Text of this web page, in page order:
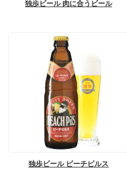
独歩ビール 肉に合うビール
独歩ビール ピーチピルス